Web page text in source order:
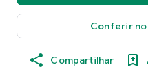
Conferir no
Compartilhar